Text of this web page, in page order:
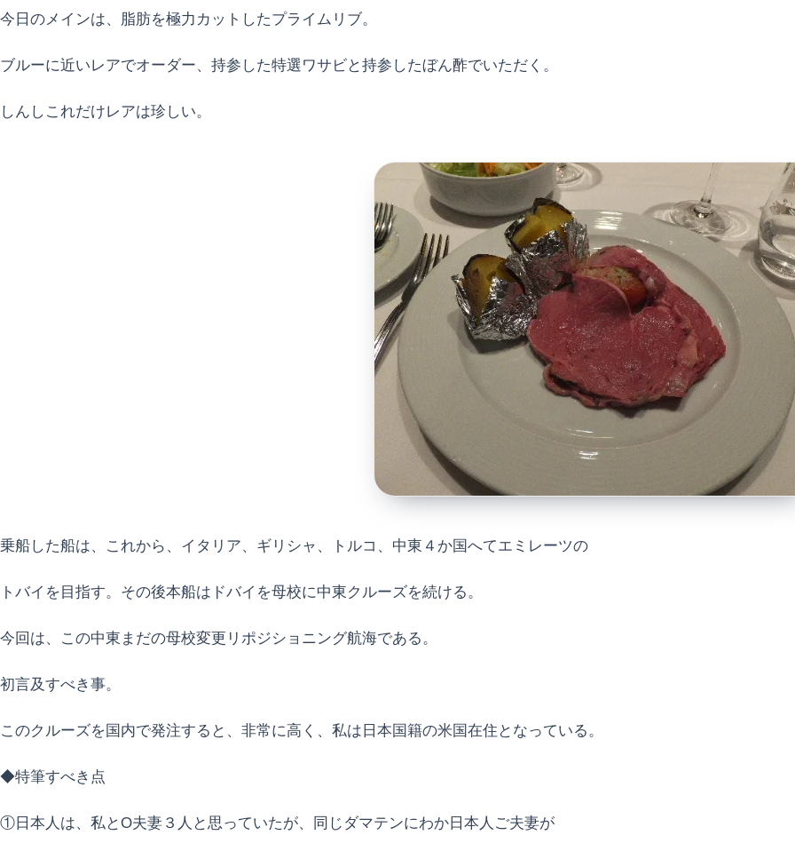
今日のメインは、脂肪を極力カットしたプライムリブ。
ブルーに近いレアでオーダー、持参した特選ワサビと持参したぼん酢でいただく。
しんしこれだけレアは珍しい。
乗船した船は、これから、イタリア、ギリシャ、トルコ、中東４か国へてエミレーツの
トバイを目指す。その後本船はドバイを母校に中東クルーズを続ける。
今回は、この中東まだの母校変更リポジショニング航海である。
初言及すべき事。
このクルーズを国内で発注すると、非常に高く、私は日本国籍の米国在住となっている。
◆特筆すべき点
①日本人は、私とО夫妻３人と思っていたが、同じダマテンにわか日本人ご夫妻が